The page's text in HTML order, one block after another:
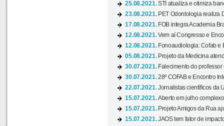
25.08.2021.STI atualiza e otimiza
23.08.2021. PET Odontologia realiza
17.08.2021. FOB integra Academia
12.08.2021.Vem aí Congresso e
12.08.2021. Fonoaudiologia: Cofab e
05.08.2021. Projeto da Medicina
30.07.2021. Falecimento do
30.07.2021.28º COFAB e Encontro
22.07.2021.Jornalistas científicos da
15.07.2021.Aberto em julho
15.07.2021. Projeto Amigos da Rua
15.07.2021.JAOS tem fator de